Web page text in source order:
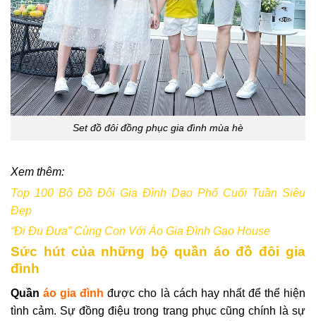
Set đồ đôi đồng phục gia đình mùa hè
Xem thêm:
Top 100 Bộ Đồ Đôi Gia Đình Dạo Phố Cuối Tuần Siêu
Đẹp
“Đi Đu Đưa” Cùng Con Với Áo Gia Đình Gạo House
Sức hút của những bộ quần áo đồ đôi gia
đình
Quầnáo gia đình được cho là cách hay nhất để thể hiện
tình cảm. Sự đồng điệu trong trang phục cũng chính là sự